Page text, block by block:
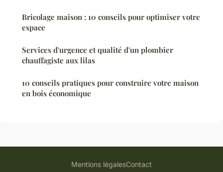
Bricolage maison : 10 conseils pour optimiser votre
espace
Services d'urgence et qualité d'un plombier
chauffagiste aux lilas
10 conseils pratiques pour construire votre maison
en bois économique
Mentions légalesContact